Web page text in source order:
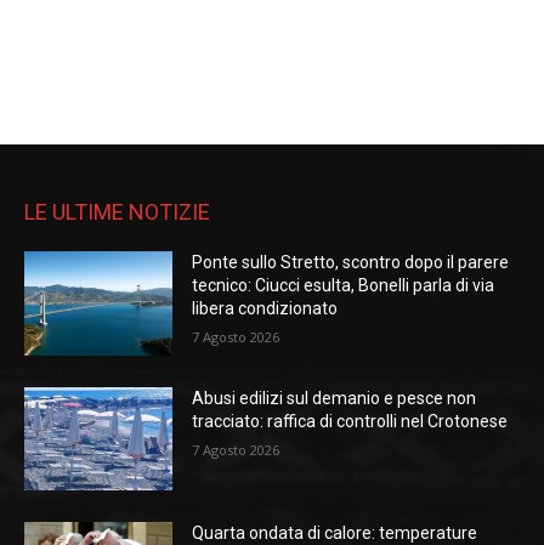
LE ULTIME NOTIZIE
Ponte sullo Stretto, scontro dopo il parere
tecnico: Ciucci esulta, Bonelli parla di via
libera condizionato
7 Agosto 2026
Abusi edilizi sul demanio e pesce non
tracciato: raffica di controlli nel Crotonese
7 Agosto 2026
Quarta ondata di calore: temperature